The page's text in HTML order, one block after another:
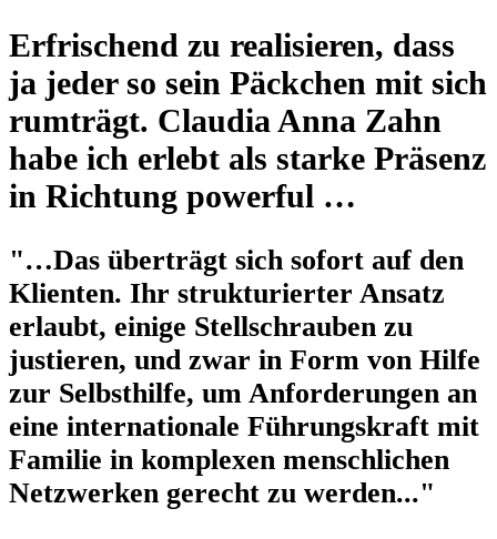
Erfrischend zu realisieren, dass
ja jeder so sein Päckchen mit sich
rumträgt. Claudia Anna Zahn
habe ich erlebt als starke Präsenz
in Richtung powerful …
"…Das überträgt sich sofort auf den
Klienten. Ihr strukturierter Ansatz
erlaubt, einige Stellschrauben zu
justieren, und zwar in Form von Hilfe
zur Selbsthilfe, um Anforderungen an
eine internationale Führungskraft mit
Familie in komplexen menschlichen
Netzwerken gerecht zu werden..."